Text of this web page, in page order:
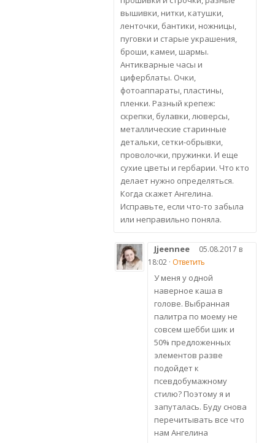
вышивки, нитки, катушки,
ленточки, бантики, ножницы,
пуговки и старые украшения,
броши, камеи, шармы.
Антикварные часы и
циферблаты. Очки,
фотоаппараты, пластины,
пленки. Разный крепеж:
скрепки, булавки, люверсы,
металлические старинные
детальки, сетки-обрывки,
проволочки, пружинки. И еще
сухие цветы и гербарии. Что кто
делает нужно определяться.
Когда скажет Ангелина.
Исправьте, если что-то забыла
или неправильно поняла.
Jjeennee
05.08.2017 в
18:02 · Ответить
У меня у одной
наверное каша в
голове. Выбранная
палитра по моему не
совсем шебби шик и
50% предложенных
элементов разве
подойдет к
псевдобумажному
стилю? Поэтому я и
запуталась. Буду снова
перечитывать все что
нам Ангелина